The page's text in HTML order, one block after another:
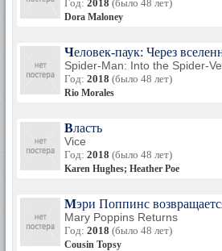
Год: 2018 (было 48 лет)
Dora Maloney
Человек-паук: Через
Spider-Man: Into the Spider-
Год: 2018 (было 48 лет)
Rio Morales
Власть
Vice
Год: 2018 (было 48 лет)
Karen Hughes; Heather Poe
Мэри Поппинс
Mary Poppins Returns
Год: 2018 (было 48 лет)
Cousin Topsy